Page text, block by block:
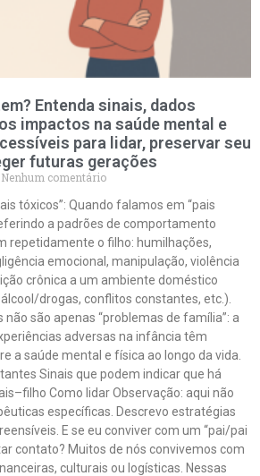
Entenda sinais, dados
impactos na saúde mental e
para lidar, preservar seu
futuras gerações
Nenhum comentário
tóxicos”: Quando falamos em “pais
a padrões de comportamento
repetidamente o filho: humilhações,
emocional, manipulação, violência
crônica a um ambiente doméstico
drogas, conflitos constantes, etc.).
são apenas “problemas de família”: a
adversas na infância têm
a saúde mental e física ao longo da vida.
Sinais que podem indicar que há
Como lidar Observação: aqui não
específicas. Descrevo estratégias
E se eu conviver com um “pai/pai
contato? Muitos de nós convivemos com
culturais ou logísticas. Nessas